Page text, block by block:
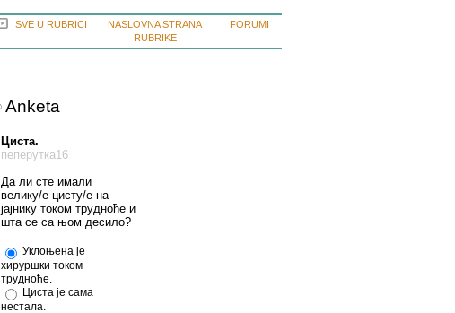
SVE U RUBRICI
NASLOVNA STRANA
RUBRIKE
FORUMI
Anketa
Циста.
пеперутка16
Да ли сте имали
велику/е цисту/е на
јајнику током трудноће и
шта се са њом десило?
Уклоњена је
хируршки током
трудноће.
Циста је сама
нестала.